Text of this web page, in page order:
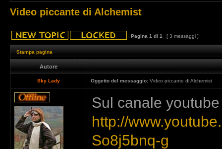
Video piccante di Alchemist
Pagina 1 di 1 [ 3 messaggi ]
Stampa pagina
Autore
Sky Lady Oggetto del messaggio: Video piccante di Alchemist
Sul canale
http://
So8j5bnq-g